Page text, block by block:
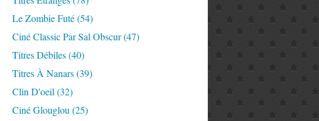
Le Zombie Futé(54)
Ciné Classic Par Sal Obscur(47)
Titres Débiles(40)
Titres À Nanars(39)
Clin D'oeil (32)
Ciné Glouglou (25)